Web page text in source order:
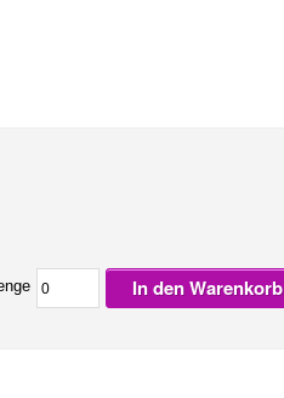
In den Warenkorb